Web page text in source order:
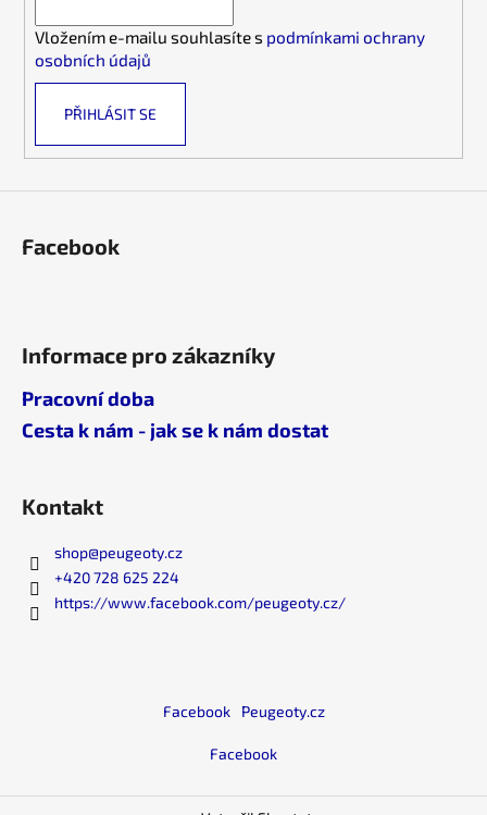
k
y
u
Vložením e-mailu souhlasíte s podmínkami ochrany
osobních údajů
PŘIHLÁSIT SE
Facebook
Informace pro zákazníky
Pracovní doba
Cesta k nám - jak se k nám dostat
Kontakt
shop@peugeoty.cz
+420 728 625 224
https://www.facebook.com/peugeoty.cz/
Facebook Peugeoty.cz
Facebook